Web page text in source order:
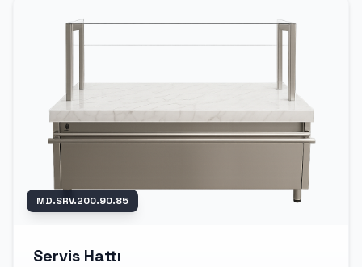
MD.SRV.200.90.85
Servis Hattı